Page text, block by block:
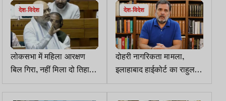
देश-विदेश
लोकसभा में महिला आरक्षण
बिल गिरा, नहीं मिला दो तिहाई
बहुमत, सरकार की हार
देश-विदेश
दोहरी नागरिकता मामला,
इलाहाबाद हाईकोर्ट का राहुल
गांधी के खिलाफ FIR दर्ज
करने का आदेश, CBI जांच